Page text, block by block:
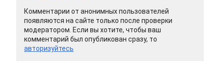
Комментарии от анонимных пользователей
появляются на сайте только после проверки
модератором. Если вы хотите, чтобы ваш
комментарий был опубликован сразу, то
авторизуйтесь